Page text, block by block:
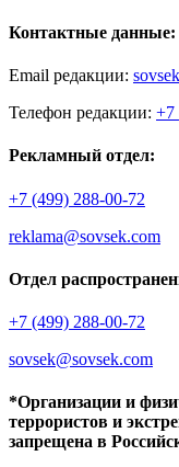
Контактные данные:
Email редакции:
Телефон редакции: +7
Рекламный отдел:
+7 (499) 288-00-72
reklama@sovsek.com
Отдел
+7 (499) 288-00-72
sovsek@sovsek.com
*Организации и
террористов и
запрещена в